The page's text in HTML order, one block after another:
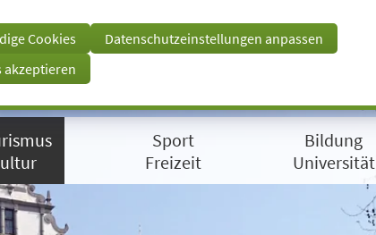
Cookies
Datenschutzeinstellungen anpassen
akzeptieren
Sport
Freizeit
Bildung
Universität